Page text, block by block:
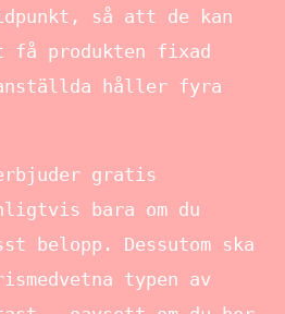
så att de kan
få produkten fixad
håller fyra
gratis
bara om du
belopp. Dessutom ska
typen av